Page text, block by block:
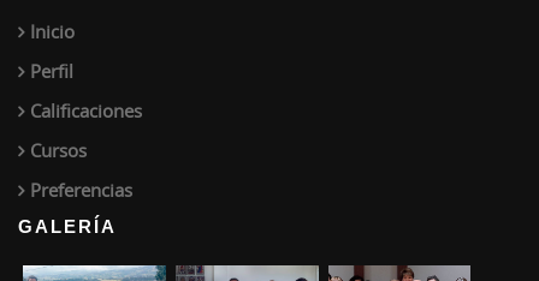
Inicio
Perfil
Calificaciones
Cursos
Preferencias
GALERÍA